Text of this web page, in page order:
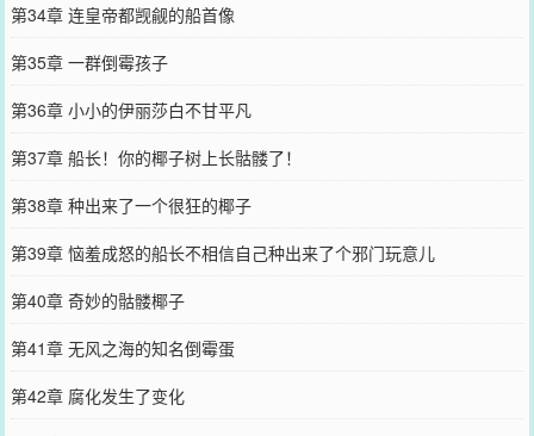
第34章 连皇帝都觊觎的船首像
第35章 一群倒霉孩子
第36章 小小的伊丽莎白不甘平凡
第37章 船长！你的椰子树上长骷髅了！
第38章 种出来了一个很狂的椰子
第39章 恼羞成怒的船长不相信自己种出来了个邪门玩意儿
第40章 奇妙的骷髅椰子
第41章 无风之海的知名倒霉蛋
第42章 腐化发生了变化